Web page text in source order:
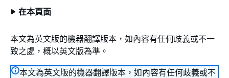
在本頁面
本文為英文版的機器翻譯版本，如內容有任何歧義或不一
致之處，概以英文版為準。
本文為英文版的機器翻譯版本，如內容有任何歧義或不